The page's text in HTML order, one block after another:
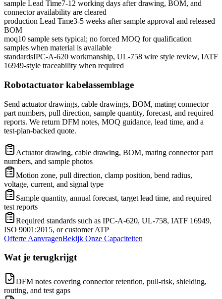
sample Lead Time7-12 working days after drawing, BOM, and
connector availability are cleared
production Lead Time3-5 weeks after sample approval and released
BOM
moq10 sample sets typical; no forced MOQ for qualification
samples when material is available
standardsIPC-A-620 workmanship, UL-758 wire style review, IATF
16949-style traceability when required
Robotactuator kabelassemblage
Send actuator drawings, cable drawings, BOM, mating connector
part numbers, pull direction, sample quantity, forecast, and required
reports. We return DFM notes, MOQ guidance, lead time, and a
test-plan-backed quote.
Actuator drawing, cable drawing, BOM, mating connector part
numbers, and sample photos
Motion zone, pull direction, clamp position, bend radius,
voltage, current, and signal type
Sample quantity, annual forecast, target lead time, and required
test reports
Required standards such as IPC-A-620, UL-758, IATF 16949,
ISO 9001:2015, or customer ATP
Offerte AanvragenBekijk Onze Capaciteiten
Wat je terugkrijgt
DFM notes covering connector retention, pull-risk, shielding,
routing, and test gaps